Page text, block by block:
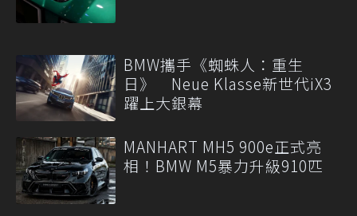
BMW攜手《蜘蛛人：重生
日》 Neue Klasse新世代iX3
躍上大銀幕
MANHART MH5 900e正式亮
相！BMW M5暴力升級910匹